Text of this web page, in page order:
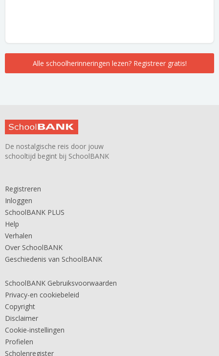
Alle schoolherinneringen lezen? Registreer gratis!
De nostalgische reis door jouw
schooltijd begint bij SchoolBANK
Registreren
Inloggen
SchoolBANK PLUS
Help
Verhalen
Over SchoolBANK
Geschiedenis van SchoolBANK
SchoolBANK Gebruiksvoorwaarden
Privacy-en cookiebeleid
Copyright
Disclaimer
Cookie-instellingen
Profielen
Scholenregister